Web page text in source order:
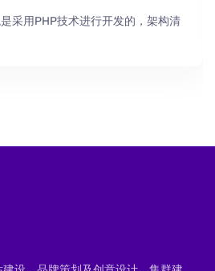
采用PHP技术进行开发的，架构清